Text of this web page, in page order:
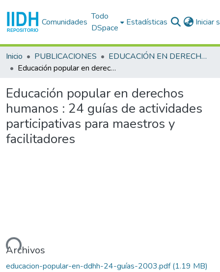
Comunidades
Todo
DSpace
Estadísticas Iniciar
Inicio PUBLICACIONES
EDUCACIÓN EN DERECHOS HUMANOS
Educación popular en derechos humanos : 24 guías de actividades participativas para maestros y facilitadores
Educación popular en derechos
humanos : 24 guías de actividades
participativas para maestros y
facilitadores
Archivos
educacion-popular-en-ddhh-24-guías-2003.pdf(1.19 MB)